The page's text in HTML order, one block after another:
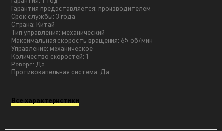
Гарантия предоставляется: производителем
Срок службы: 3 года
Страна: Китай
Тип управления: механический
Максимальная скорость вращения: 65 об/мин
Управление: механическое
Количество скоростей: 1
Реверс: Да
Противокапельная система: Да
Все характеристики